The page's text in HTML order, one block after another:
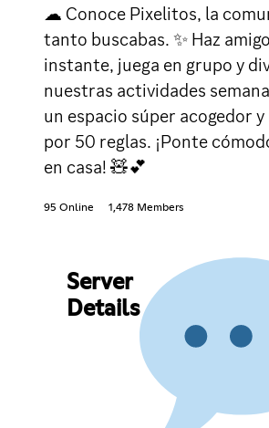
☁ Conoce Pixelitos, la
tanto buscabas. ✨ Haz
instante, juega en grupo y
nuestras actividades
un espacio súper acogedor
por 50 reglas. ¡Ponte
en casa! 🧸💕
95 Online 1,478 Members
Server
Details